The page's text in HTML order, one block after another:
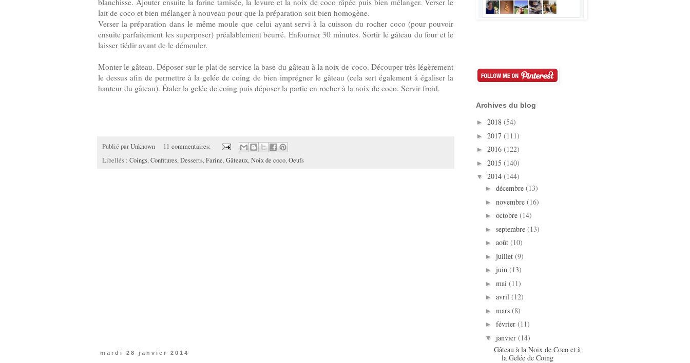
lait de coco et bien mélanger à nouveau pour que la préparation soit bien homogène.
Verser la préparation dans le même moule que celui ayant servi à la cuisson du rocher coco (pour pouvoir
ensuite parfaitement les superposer) préalablement beurré. Enfourner 30 minutes. Sortir le gâteau du four et le
laisser tiédir avant de le démouler.
Monter le gâteau. Déposer sur le plat de service la base du gâteau à la noix de coco. Découper très légèrement
le dessus afin de permettre à la gelée de coing de bien imprégner le gâteau (cela sert également à égaliser la
hauteur du gâteau). Étaler la gelée de coing puis déposer la partie en rocher à la noix de coco. Servir froid.
Publié parUnknown
11 commentaires:
Libellés : Coings,Confitures,Desserts,Farine,Gâteaux,Noix de coco,Oeufs
mardi 28 janvier 2014
Archives du blog
► 2018 (54)
► 2017 (111)
► 2016 (122)
► 2015 (140)
▼ 2014 (144)
► décembre (13)
► novembre (16)
► octobre (14)
► septembre (13)
► août (10)
► juillet (9)
► juin (13)
► mai (11)
► avril (12)
► mars (8)
► février (11)
▼ janvier (14)
Gâteau à la Noix de Coco et à
la Gelée de Coing